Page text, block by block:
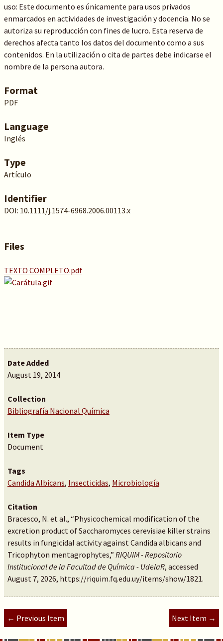
uso: Este documento es únicamente para usos privados
enmarcados en actividades de investigación y docencia. No se
autoriza su reproducción con fines de lucro. Esta reserva de
derechos afecta tanto los datos del documento como a sus
contenidos. En la utilización o cita de partes debe indicarse el
nombre de la persona autora.
Format
PDF
Language
Inglés
Type
Artículo
Identifier
DOI: 10.1111/j.1574-6968.2006.00113.x
Files
TEXTO COMPLETO.pdf
Date Added
August 19, 2014
Collection
Bibliografía Nacional Química
Item Type
Document
Tags
Candida Albicans, Insecticidas, Microbiología
Citation
Bracesco, N. et al., “Physicochemical modification of the
excretion product of Saccharomyces cerevisiae killer strains
results in fungicidal activity against Candida albicans and
Tricophyton mentagrophytes,” RIQUIM - Repositorio
Institucional de la Facultad de Química - UdelaR, accessed
August 7, 2026, https://riquim.fq.edu.uy/items/show/1821.
← Previous Item Next Item →